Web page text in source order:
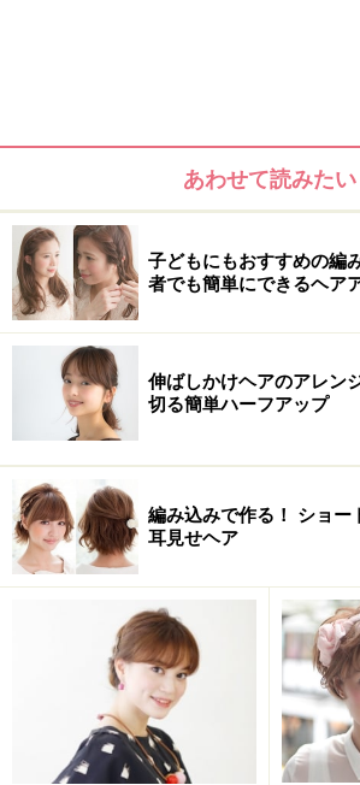
髪量 少ない～多い
顔型 丸 卵 逆三角 ベース
クセ なし～あり
ヘアアレンジの方法・やり方
毛先を巻いておくと仕上がりにやわらか
1. 32ミリのアイロンで毛先をワンカ
あわせて読みたい
子どもにもおすすめの編
者でも簡単にできるヘア
伸ばしかけヘアのアレン
切る簡単ハーフアップ
編み込みで作る！ ショー
耳見せヘア